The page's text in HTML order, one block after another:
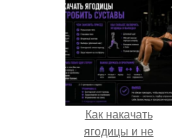
Как накачать
ягодицы и не